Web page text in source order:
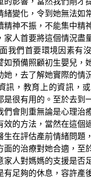
緒變化，令到她無法如
精神不振，不能集中精
家人首要將這個情況盡
我們首要環境因素有
如預備照顧初生嬰兒，
她，去了解她實際的情
訊，教育上的資訊，
是很有用的。至於去到
們會則重無論是心理治
效的方法，當然在這個
生在評估產前情緒問題
面的治療對她合適，至
家人對媽媽的支援是否
有足夠的休息，容許產